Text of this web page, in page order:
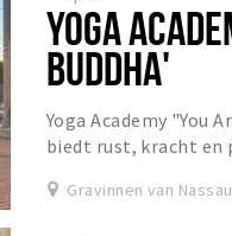
YOGA
BUDDHA'
Yoga Academy "You
biedt rust, kracht en
Gravinnen van